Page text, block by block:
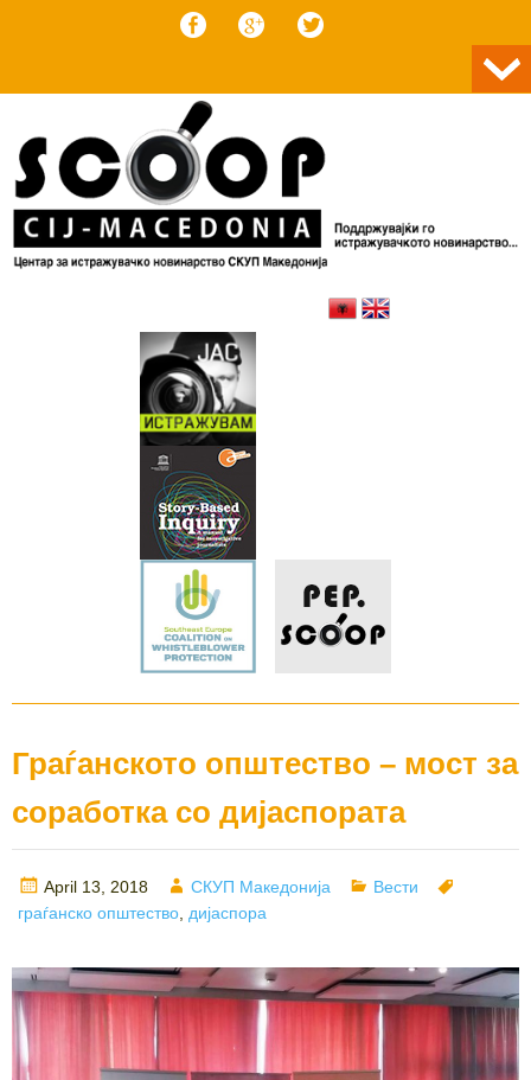
Граѓанското општество – мост за
соработка со дијаспората
Posted
on
April 13, 2018 Author
СКУП Македонија Categories
Вести
граѓанско општество дијаспора